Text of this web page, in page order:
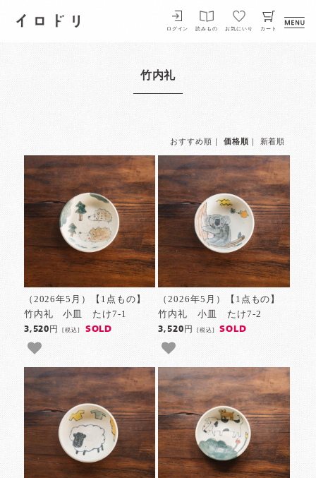
イロドリ
ログイン 読みもの お気にいり カート
竹内礼
おすすめ順 価格順 新着順
（2026年5月）【1点もの】
竹内礼 小皿 たけ7-1
3,520円[税込] SOLD
（2026年5月）【1点もの】
竹内礼 小皿 たけ7-2
3,520円 [税込] SOLD